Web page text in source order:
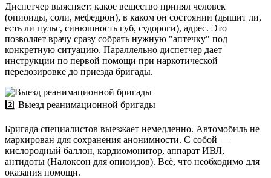
Диспетчер выясняет: какое вещество принял человек
(опиоиды, соли, мефедрон), в каком он состоянии (дышит ли,
есть ли пульс, синюшность губ, судороги), адрес. Это
позволяет врачу сразу собрать нужную "аптечку" под
конкретную ситуацию. Параллельно диспетчер дает
инструкции по первой помощи при наркотической
передозировке до приезда бригады.
2️⃣ Выезд реанимационной бригады
Бригада специалистов выезжает немедленно. Автомобиль не
маркирован для сохранения анонимности. С собой —
кислородный баллон, кардиомонитор, аппарат ИВЛ,
антидоты (Налоксон для опиоидов). Всё, что необходимо для
оказания помощи.